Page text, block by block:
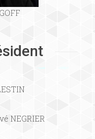
NEGRIER